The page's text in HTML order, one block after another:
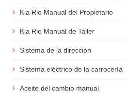
Kia Rio Manual del Propietario
Kia Rio Manual de Taller
Sistema de la dirección
Sistema eléctrico de la carrocería
Aceite del cambio manual